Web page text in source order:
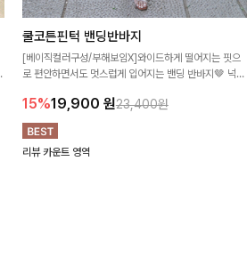
쿨코튼핀턱 밴딩반바지
[베이직컬러구성/부해보임X]와이드하게 떨어지는 핏으
로 편안하면서도 멋스럽게 입어지는 밴딩 반바지🤎 넉넉
높게 즐겨지는 아이템!
15%19,900 원23,400원
리뷰 카운트 영역